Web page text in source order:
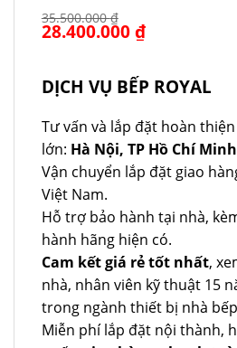
35.500.000₫
Giá
gốc
28.400.000₫Giá
hiện
DỊCH VỤ BẾP ROYAL
Tư vấn và lắp đặt hoàn
lớn: Hà Nội, TP Hồ Chí
Vận chuyển lắp đặt giao
Việt Nam.
Hỗ trợ bảo hành tại nhà,
hành hãng hiện có.
Cam kết giá rẻ tốt nhất,
nhà, nhân viên kỹ thuật 15
trong ngành thiết bị nhà
Miễn phí lắp đặt nội thành,